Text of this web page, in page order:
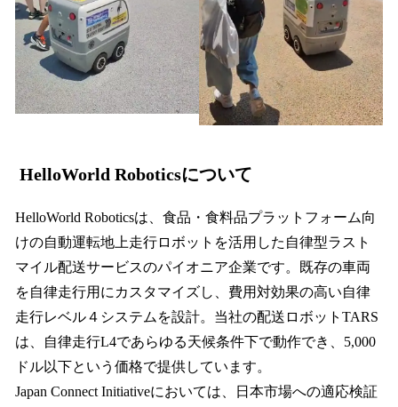
HelloWorld Roboticsについて
HelloWorld Roboticsは、食品・食料品プラットフォーム向
けの自動運転地上走行ロボットを活用した自律型ラスト
マイル配送サービスのパイオニア企業です。既存の車両
を自律走行用にカスタマイズし、費用対効果の高い自律
走行レベル４システムを設計。当社の配送ロボットTARS
は、自律走行L4であらゆる天候条件下で動作でき、5,000
ドル以下という価格で提供しています。
Japan Connect Initiativeにおいては、日本市場への適応検証